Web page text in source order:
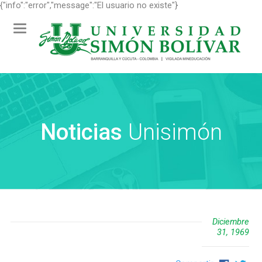
{"info":"error","message":"El usuario no existe"}
Toggle
navigation
Noticias Unisimón
Diciembre
31, 1969